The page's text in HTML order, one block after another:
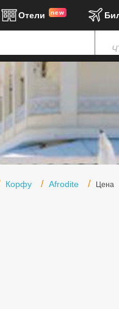
Отели new
Корфу Afrodite Цена